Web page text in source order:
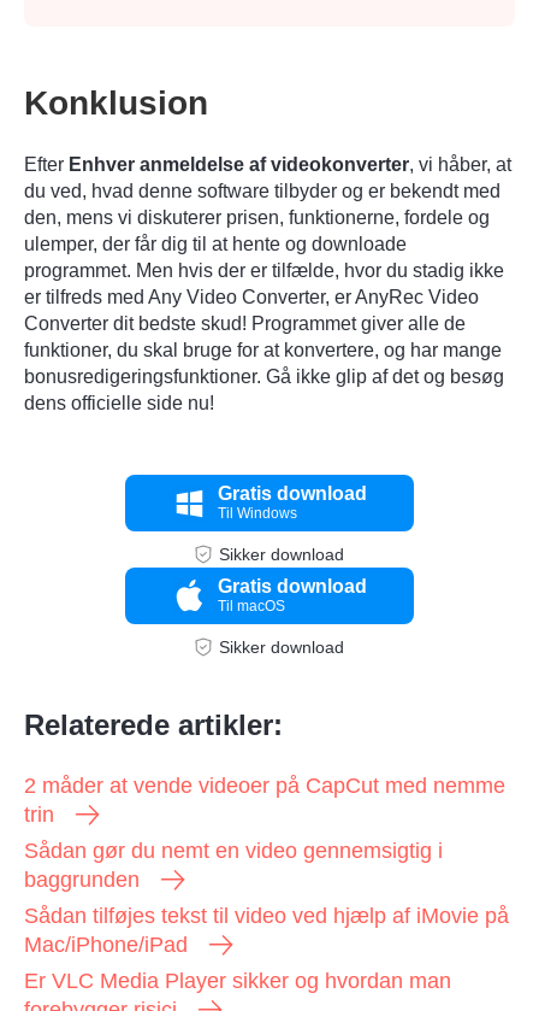
Konklusion
Efter Enhver anmeldelse af videokonverter, vi håber, at
du ved, hvad denne software tilbyder og er bekendt med
den, mens vi diskuterer prisen, funktionerne, fordele og
ulemper, der får dig til at hente og downloade
programmet. Men hvis der er tilfælde, hvor du stadig ikke
er tilfreds med Any Video Converter, er AnyRec Video
Converter dit bedste skud! Programmet giver alle de
funktioner, du skal bruge for at konvertere, og har mange
bonusredigeringsfunktioner. Gå ikke glip af det og besøg
dens officielle side nu!
Gratis download
Til Windows
Sikker download
Gratis download
Til macOS
Sikker download
Relaterede artikler:
2 måder at vende videoer på CapCut med nemme
trin
Sådan gør du nemt en video gennemsigtig i
baggrunden
Sådan tilføjes tekst til video ved hjælp af iMovie på
Mac/iPhone/iPad
Er VLC Media Player sikker og hvordan man